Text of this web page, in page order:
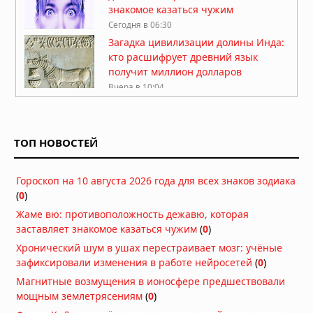
знакомое казаться чужим
Сегодня в 06:30
Загадка цивилизации долины Инда:
кто расшифрует древний язык
получит миллион долларов
Вчера в 10:04
Исчезновение правителя Мали:
Атлантику и не вернулся
Вчера в 09:17
Восемь выживших: почему более
семисот легенд о Потопе называют
одно и то же число
08.08.2026 в 10:54
Феномен двойников и
ТОП НОВОСТЕЙ
Гороскоп на 10 августа 2026 года для всех знаков зодиака
(0)
Жаме вю: противоположность дежавю, которая
заставляет знакомое казаться чужим (0)
Хронический шум в ушах перестраивает мозг: учёные
зафиксировали изменения в работе нейросетей (0)
Магнитные возмущения в ионосфере предшествовали
мощным землетрясениям (0)